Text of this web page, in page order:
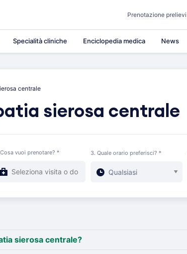
Prenotazione prelievi
Specialità cliniche Enciclopedia medica News
centrale
sierosa centrale
vuoi prenotare? * 3. Quale orario preferisci? *
sierosa centrale?